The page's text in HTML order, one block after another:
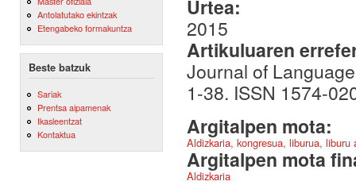
Antolatutako ekintzak
Etengabeko formakuntza
Beste batzuk
Sariak
Prentsa aipamenak
Ikasleentzat
Kontaktua
Urtea:
2015
Artikuluaren
Journal of
1-38. ISSN 1574-
Argitalpen mota:
Aldizkaria, kongresua, liburua,
Argitalpen mota
Aldizkaria